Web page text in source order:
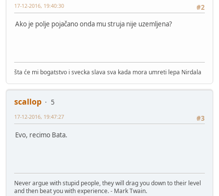
#2
17-12-2016, 19:40:30
Ako je polje pojačano onda mu struja nije uzemljena?
šta će mi bogatstvo i svecka slava sva kada mora umreti lepa Nirdala
scallop
5
#3
17-12-2016, 19:47:27
Evo, recimo Bata.
Never argue with stupid people, they will drag you down to their level
and then beat you with experience. - Mark Twain.